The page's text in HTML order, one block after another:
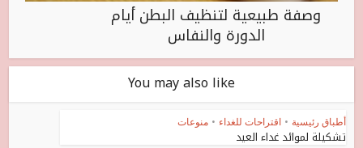
وصفة طبيعية لتنظيف البطن أيام
الدورة والنفاس
You may also like
أطباق رئيسية • اقتراحات للغداء • منوعات
تشكيلة لموائد غداء العيد